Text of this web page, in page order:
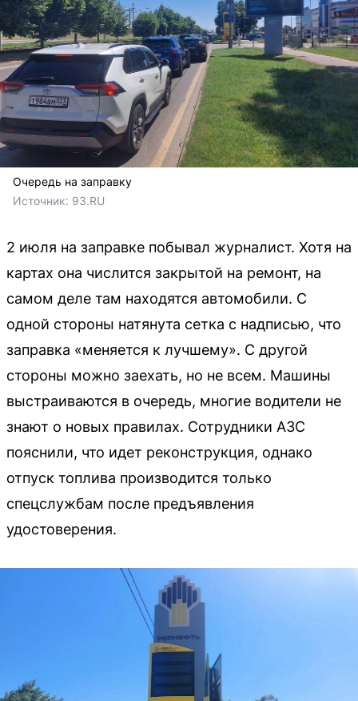
Очередь на заправку
Источник: 93.RU
2 июля на заправке побывал журналист. Хотя на
картах она числится закрытой на ремонт, на
самом деле там находятся автомобили. С
одной стороны натянута сетка с надписью, что
заправка «меняется к лучшему». С другой
стороны можно заехать, но не всем. Машины
выстраиваются в очередь, многие водители не
знают о новых правилах. Сотрудники АЗС
пояснили, что идет реконструкция, однако
отпуск топлива производится только
спецслужбам после предъявления
удостоверения.